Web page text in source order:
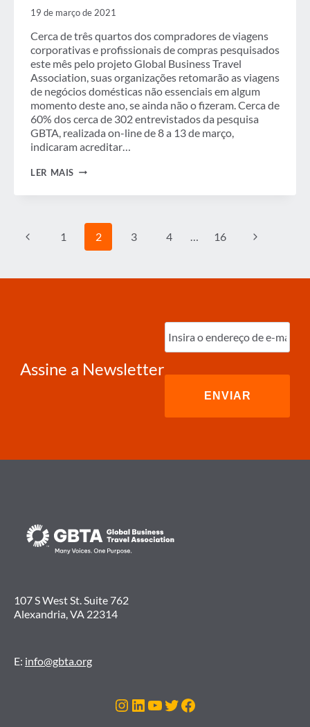
19 de março de 2021
Cerca de três quartos dos compradores de viagens
corporativas e profissionais de compras pesquisados
este mês pelo projeto Global Business Travel
Association, suas organizações retomarão as viagens
de negócios domésticas não essenciais em algum
momento deste ano, se ainda não o fizeram. Cerca de
60% dos cerca de 302 entrevistados da pesquisa
GBTA, realizada on-line de 8 a 13 de março,
indicaram acreditar…
LER MAIS GBTA
19
MARÇO
Navegação
Página
1 2 3 4 16
Página
Assine a Newsletter
Digite
o
e-
107 S West St. Suite 762
Alexandria, VA 22314
E: info@gbta.org
Instagram
LinkedIn
Youtube
Twitter
Facebook